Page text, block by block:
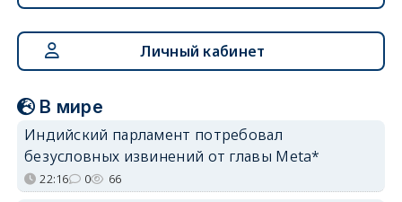
Личный кабинет
В мире
Индийский парламент потребовал
безусловных извинений от главы Meta*
22:16 0 66